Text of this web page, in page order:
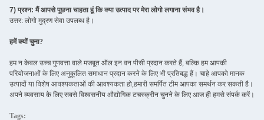
7) प्रश्न: मैं आपसे पूछना चाहता हूं कि क्या उत्पाद पर मेरा लोगो लगाना संभव है।
उत्तर: लोगो मुद्रण सेवा उपलब्ध है।
हमें क्यों चुना?
हम न केवल उच्च गुणवत्ता वाले मजबूत ऑल इन वन पीसी प्रदान करते हैं, बल्कि हम आपकी
परियोजनाओं के लिए अनुकूलित समाधान प्रदान करने के लिए भी प्रतिबद्ध हैं। चाहे आपको मानक
उत्पादों या विशेष आवश्यकताओं की आवश्यकता हो,हमारी समर्पित टीम आपका समर्थन कर सकती है।
अपने व्यवसाय के लिए सबसे विश्वसनीय औद्योगिक टचस्क्रीन चुनने के लिए आज ही हमसे संपर्क करें।
Tags: